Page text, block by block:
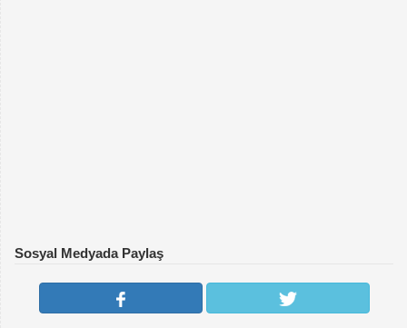
Sosyal Medyada Paylaş